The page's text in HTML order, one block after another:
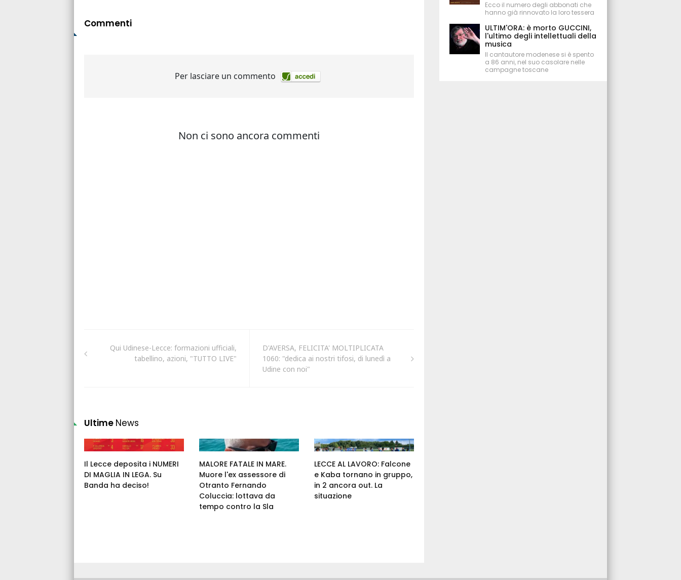
Commenti
Qui Udinese-Lecce: formazioni ufficiali,
tabellino, azioni, "TUTTO LIVE"
D'AVERSA, FELICITA' MOLTIPLICATA
1060: "dedica ai nostri tifosi, di lunedì a
Udine con noi"
Ultime News
Il Lecce deposita i NUMERI
DI MAGLIA IN LEGA. Su
Banda ha deciso!
MALORE FATALE IN MARE.
Muore l'ex assessore di
Otranto Fernando
Coluccia: lottava da
tempo contro la Sla
LECCE AL LAVORO: Falcone
e Kaba tornano in gruppo,
in 2 ancora out. La
situazione
Ecco il numero degli abbonati che
hanno già rinnovato la loro tessera
ULTIM'ORA: è morto GUCCINI,
l'ultimo degli intellettuali della
musica
Il cantautore modenese si è spento
a 86 anni, nel suo casolare nelle
campagne toscane